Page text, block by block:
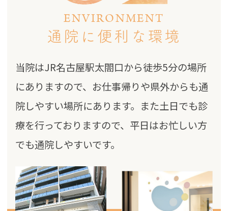
ENVIRONMENT
通院に便利な環境
当院はJR名古屋駅太閤口から徒歩5分の場所
にありますので、お仕事帰りや県外からも通
院しやすい場所にあります。また土日でも診
療を行っておりますので、平日はお忙しい方
でも通院しやすいです。